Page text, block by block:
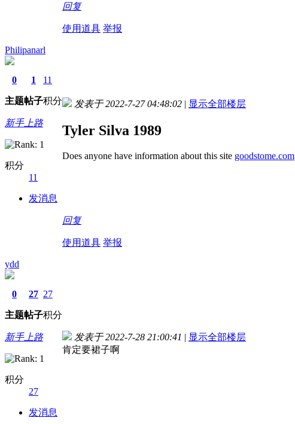
回复
使用道具 举报
Philipanarl
0
主题
1
帖子
11
积分
新手上路
积分
11
发消息
发表于 2022-7-27 04:48:02 | 显示全部楼层
Tyler Silva 1989
Does anyone have information about this site goodstome.com
回复
使用道具 举报
ydd
0
主题
27
帖子
27
积分
新手上路
积分
27
发消息
发表于 2022-7-28 21:00:41 | 显示全部楼层
肯定要裙子啊